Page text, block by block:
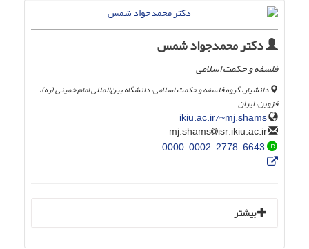
دکتر محمدجواد شمس
فلسفه و حکمت اسلامی
دانشیار، گروه فلسفه و حکمت اسلامی، دانشگاه بین‌المللی امام خمینی (ره)،
قزوین، ایران
ikiu.ac.ir/~mj.shams
isr.ikiu.ac.ir
0000-0002-2778-6643
بیشتر